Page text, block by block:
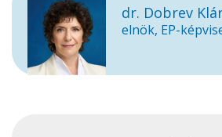
dr. Dobrev
elnök, EP-